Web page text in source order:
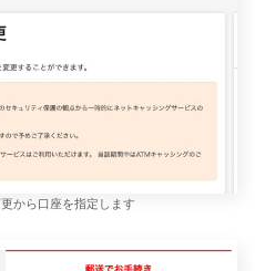
から口座を指定します